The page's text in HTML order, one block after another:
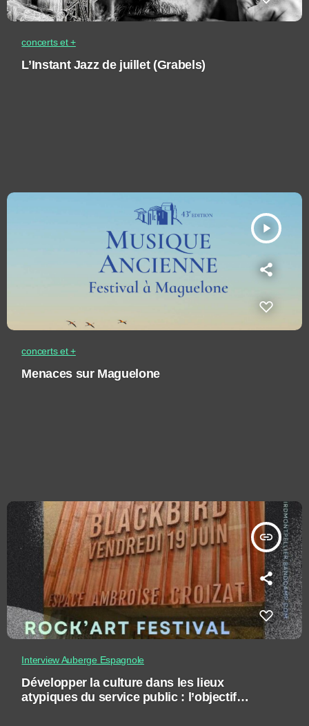
concerts et +
L’Instant Jazz de juillet (Grabels)
play_arrow
concerts et +
Menaces sur Maguelone
insert_link
Interview Auberge Espagnole
Développer la culture dans les lieux
atypiques du service public : l’objectif